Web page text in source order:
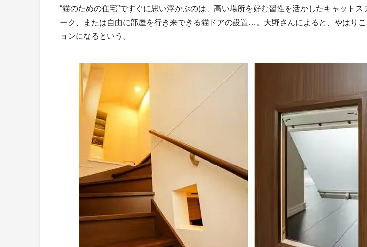
“猫のための住宅”ですぐに思い浮かぶのは、高い場所を好む習性を活かしたキャットス
ーク、または自由に部屋を行き来できる猫ドアの設置…。大野さんによると、やはり
ョンになるという。